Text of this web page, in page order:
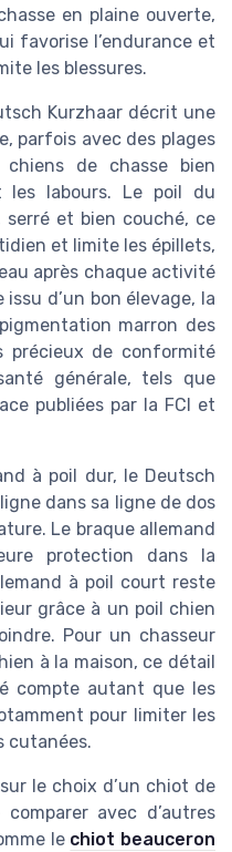
en plaine ouverte,
favorise l’endurance et
les blessures.
Kurzhaar décrit une
parfois avec des plages
de chasse bien
les labours. Le poil du
et bien couché, ce
et limite les épillets,
après chaque activité
d’un bon élevage, la
marron des
précieux de conformité
générale, tels que
publiées par la FCI et
à poil dur, le Deutsch
dans sa ligne de dos
Le braque allemand
protection dans la
à poil court reste
grâce à un poil chien
Pour un chasseur
à la maison, ce détail
compte autant que les
pour limiter les
cutanées.
le choix d’un chiot de
avec d’autres
le chiot beauceron